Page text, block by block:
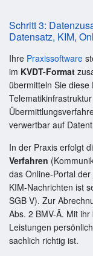
Schritt 3:
Datensatz, KIM,
Ihre Praxissoftware
im KVDT-Format
übermitteln Sie
verwertbar auf
In der Praxis erfolgt
Verfahren
das Online-Portal
KIM-Nachrichten ist
SGB V). Zur
Abs. 2 BMV-Ä. Mit
Leistungen
sachlich richtig ist.